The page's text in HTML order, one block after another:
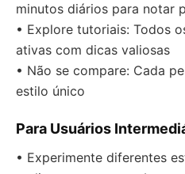
minutos diários para notar
• Explore tutoriais: Todos
ativas com dicas valiosas
• Não se compare: Cada
estilo único
Para Usuários
• Experimente diferentes